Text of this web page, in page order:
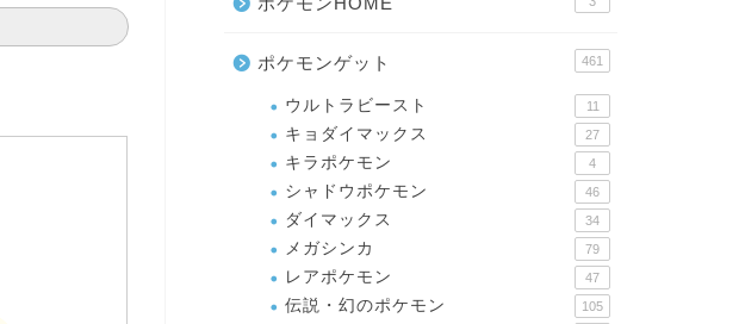
ポケモンゲット 461
ウルトラビースト 11
キョダイマックス 27
キラポケモン 4
シャドウポケモン 46
ダイマックス 34
メガシンカ 79
レアポケモン 47
伝説・幻のポケモン 105